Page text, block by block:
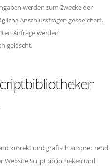
werden zum Zwecke der
Anschlussfragen gespeichert.
Anfrage werden
gelöscht.
korrekt und grafisch ansprechend
Website Scriptbibliotheken und